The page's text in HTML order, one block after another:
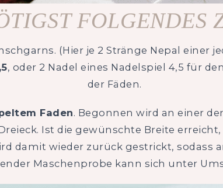
FOLGENDES
(Hier je 2 Stränge Nepal einer
, oder 2 Nadel eines Nadelspiel 4,5 für
der Fäden.
Faden. Begonnen wird an einer
Ist die gewünschte Breite
damit wieder zurück gestrickt, sodass
Maschenprobe kann sich unter